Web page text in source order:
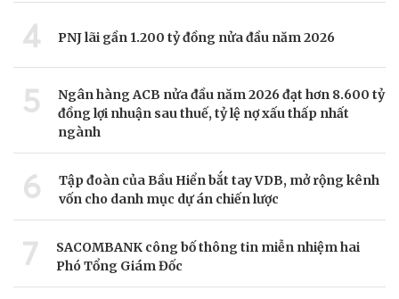
4 PNJ lãi gần 1.200 tỷ đồng nửa đầu năm 2026
5
Ngân hàng ACB nửa đầu năm 2026 đạt hơn 8.600 tỷ
đồng lợi nhuận sau thuế, tỷ lệ nợ xấu thấp nhất
ngành
6
Tập đoàn của Bầu Hiển bắt tay VDB, mở rộng kênh
vốn cho danh mục dự án chiến lược
7
SACOMBANK công bố thông tin miễn nhiệm hai
Phó Tổng Giám Đốc